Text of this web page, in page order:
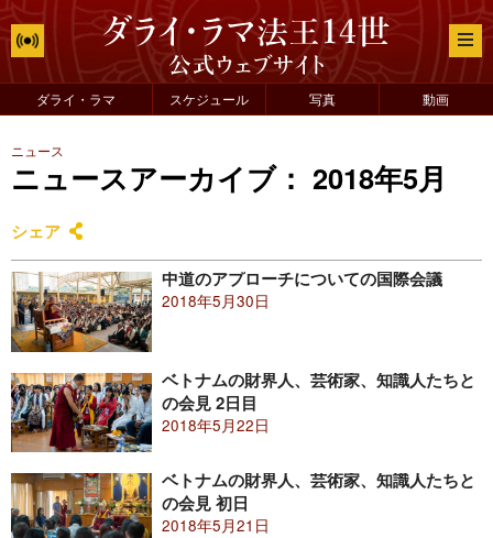
ダライ・ラマ スケジュール 写真 動画
ニュース
ニュースアーカイブ： 2018年5月
シェア
中道のアプローチについての国際会議
2018年5月30日
ベトナムの財界人、芸術家、知識人たちと
の会見 2日目
2018年5月22日
ベトナムの財界人、芸術家、知識人たちと
の会見 初日
2018年5月21日